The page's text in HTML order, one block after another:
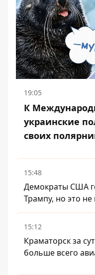
19:05
К
украинские
своих
15:48
Демократы США
Трампу, но это
15:12
Краматорск за
больше всего